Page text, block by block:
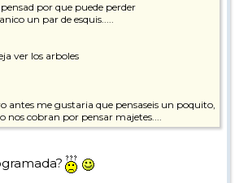
por que puede perder
un par de esquis.....
ver los arboles
antes me gustaria que pensaseis un poquito,
nos cobran por pensar majetes....